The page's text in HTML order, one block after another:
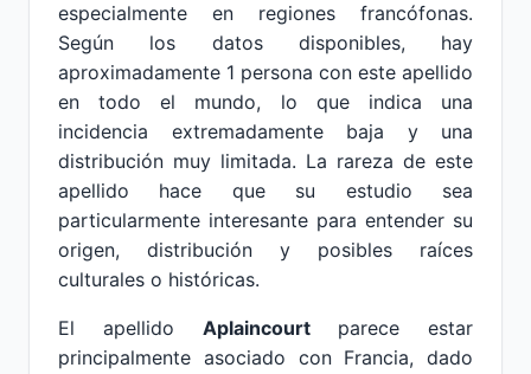
especialmente en regiones francófonas.
Según los datos disponibles, hay
aproximadamente 1 persona con este apellido
en todo el mundo, lo que indica una
incidencia extremadamente baja y una
distribución muy limitada. La rareza de este
apellido hace que su estudio sea
particularmente interesante para entender su
origen, distribución y posibles raíces
culturales o históricas.
El apellido Aplaincourtparece estar
principalmente asociado con Francia, dado